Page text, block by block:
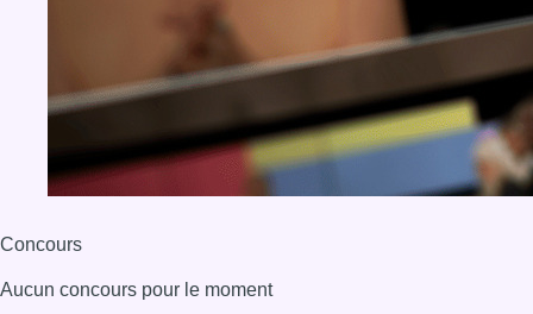
Concours
Aucun concours pour le moment